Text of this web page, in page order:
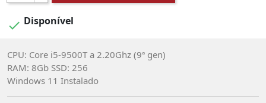
 Disponível
CPU: Core i5-9500T a 2.20Ghz (9ª gen)
RAM: 8Gb SSD: 256
Windows 11 Instalado